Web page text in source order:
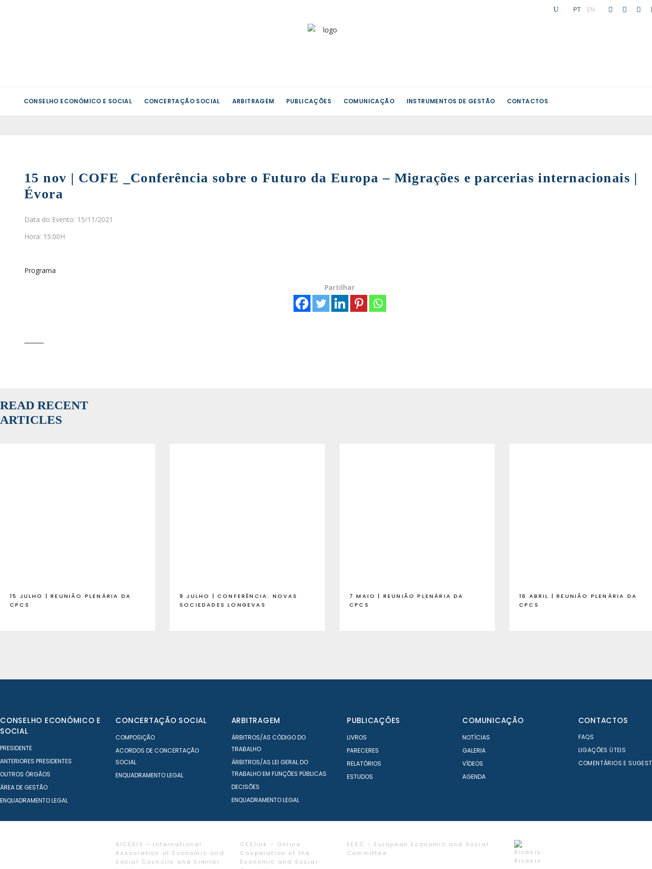
PT EN
CONSELHO ECONÓMICO E SOCIAL CONCERTAÇÃO SOCIAL ARBITRAGEM PUBLICAÇÕES COMUNICAÇÃO INSTRUMENTOS DE GESTÃO CONTACTOS
15 nov | COFE _Conferência sobre o Futuro da Europa – Migrações e parcerias internacionais |
Évora
Data do Evento: 15/11/2021
Hora: 15:00H
Programa
Partilhar
READ RECENT
ARTICLES
15 JULHO | REUNIÃO PLENÁRIA DA
CPCS
9 JULHO | CONFERÊNCIA: NOVAS
SOCIEDADES LONGEVAS
7 MAIO | REUNIÃO PLENÁRIA DA
CPCS
16 ABRIL | REUNIÃO PLENÁRIA DA
CPCS
CONSELHO ECONÓMICO E
SOCIAL
PRESIDENTE
ANTERIORES PRESIDENTES
OUTROS ÓRGÃOS
ÁREA DE GESTÃO
ENQUADRAMENTO LEGAL
CONCERTAÇÃO SOCIAL
COMPOSIÇÃO
ACORDOS DE CONCERTAÇÃO
SOCIAL
ENQUADRAMENTO LEGAL
ARBITRAGEM
ÁRBITROS/AS CÓDIGO DO
TRABALHO
ÁRBITROS/AS LEI GERAL DO
TRABALHO EM FUNÇÕES PÚBLICAS
DECISÕES
ENQUADRAMENTO LEGAL
PUBLICAÇÕES
LIVROS
PARECERES
RELATÓRIOS
ESTUDOS
COMUNICAÇÃO
NOTÍCIAS
GALERIA
VÍDEOS
AGENDA
CONTACTOS
FAQS
LIGAÇÕES ÚTEIS
COMENTÁRIOS E
AICESIS – International
Association of Economic and
Social Councils and Similar
CESlink – Online
Cooperation of the
Economic and Social
EESC – European Economic and Social
Committee
Ricesis